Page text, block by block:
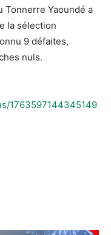
Tonnerre Yaoundé a
la sélection
9 défaites,
nuls.
1763597144345149